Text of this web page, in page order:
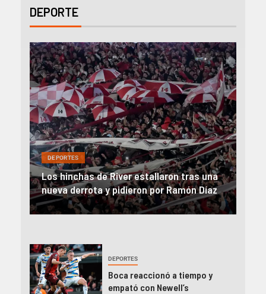
DEPORTE
DEPORTES
River, en caída libre: perdió con Central y
el Monumental explotó
DEPORTES
Boca reaccionó a tiempo y
empató con Newell’s